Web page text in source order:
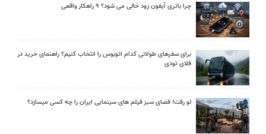
چرا باتری آیفون زود خالی می شود؟ ۹ راهکار واقعی
برای سفرهای طولانی کدام اتوبوس را انتخاب کنیم؟ راهنمای خرید در
فلای تودی
لو رفت! فضای سبز فیلم های سینمایی ایران را چه کسی میسازد؟